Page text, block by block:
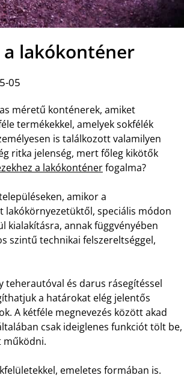
lakókonténer
05
méretű konténerek, amiket
termékekkel, amelyek sokfélék
is találkozott valamilyen
ritka jelenség, mert főleg kikötők
a lakókonténerfogalma?
amikor a
lakókörnyezetüktől, speciális módon
annak függvényében
szintű technikai felszereltséggel,
teherautóval és darus rásegítéssel
a határokat elég jelentős
A kétféle megnevezés között akad
csak ideiglenes funkciót tölt be,
működni.
emeletes formában is.